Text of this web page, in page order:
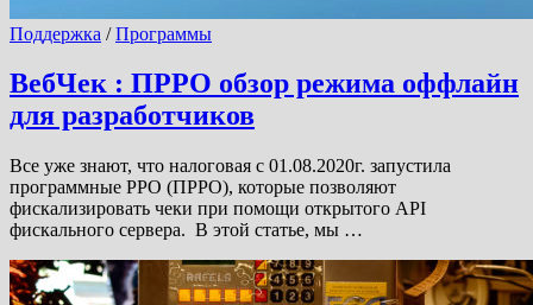
Поддержка /Программы
ВебЧек : ПРРО обзор режима оффлайн
для разработчиков
Все уже знают, что налоговая с 01.08.2020г. запустила
программные РРО (ПРРО), которые позволяют
фискализировать чеки при помощи открытого API
фискального сервера. В этой статье, мы …